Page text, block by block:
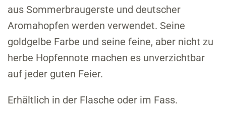
aus Sommerbraugerste und deutscher
Aromahopfen werden verwendet. Seine
goldgelbe Farbe und seine feine, aber nicht zu
herbe Hopfennote machen es unverzichtbar
auf jeder guten Feier.
Erhältlich in der Flasche oder im Fass.